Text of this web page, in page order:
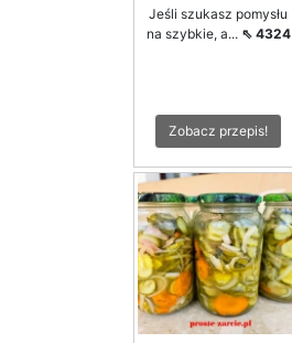
Jeśli szukasz pomysłu
na szybkie, a... ⇖ 4324
Zobacz przepis!